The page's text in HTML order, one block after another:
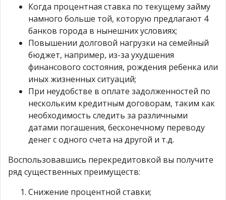
Когда процентная ставка по текущему займу
намного больше той, которую предлагают 4
банков города в нынешних условиях;
Повышении долговой нагрузки на семейный
бюджет, например, из-за ухудшения
финансового состояния, рождения ребенка или
иных жизненных ситуаций;
При неудобстве в оплате задолженностей по
нескольким кредитным договорам, таким как
необходимость следить за различными
датами погашения, бесконечному переводу
денег с одного счета на другой и т.д.
Воспользовавшись перекредитовкой вы получите
ряд существенных преимуществ:
Снижение процентной ставки;